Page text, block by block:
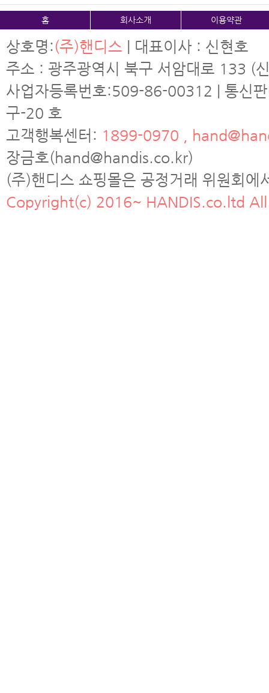
홈 회사소개 이용약관
상호명:(주)핸디스 | 대표이사 : 신현호
주소 : 광주광역시 북구 서암대로 133 (
사업자등록번호:509-86-00312 | 통신
구-20 호
고객행복센터: 1899-0970 ,
장금호(hand@handis.co.kr)
(주)핸디스 쇼핑몰은 공정거래 위원회
Copyright(c) 2016~ HANDIS.co.ltd